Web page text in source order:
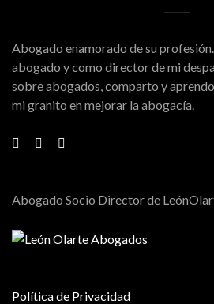
Abogado enamorado de su
abogado y como director de mi
sobre abogados, comparto y
mi granito en mejorar la abogacía.
Abogado Socio Director de
Política de Privacidad